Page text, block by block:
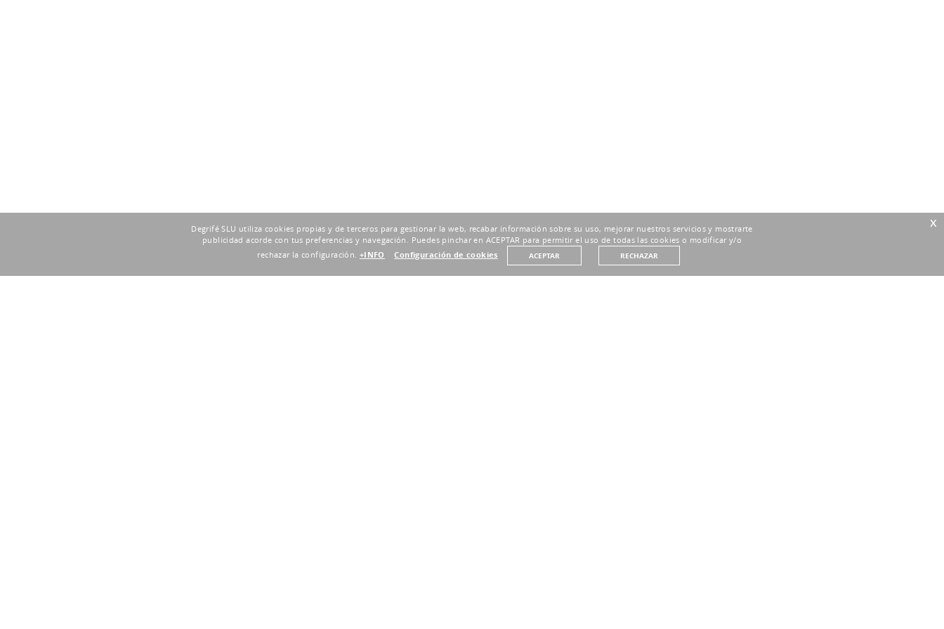
x
Degrifé SLU utiliza cookies propias y de terceros para gestionar la web, recabar información sobre su uso, mejorar nuestros servicios y mostrarte
publicidad acorde con tus preferencias y navegación. Puedes pinchar en ACEPTAR para permitir el uso de todas las cookies o modificar y/o
rechazar la configuración. +INFO Configuración de cookies ACEPTAR RECHAZAR